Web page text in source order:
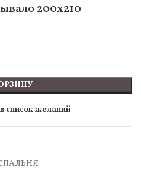
200х210
список желаний